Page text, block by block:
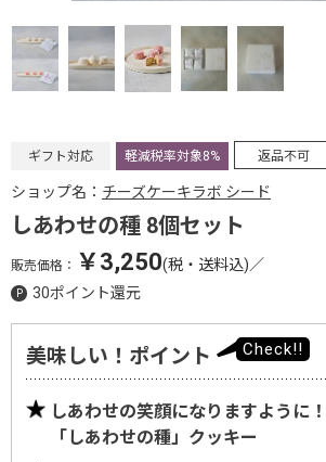
ギフト対応 軽減税率対象8% 返品不可
ショップ名： チーズケーキラボ シード
しあわせの種 8個セット
販売価格： ￥3,250(税・送料込)／
30ポイント還元
美味しい！ポイント
しあわせの笑顔になりますように
「しあわせの種」クッキー